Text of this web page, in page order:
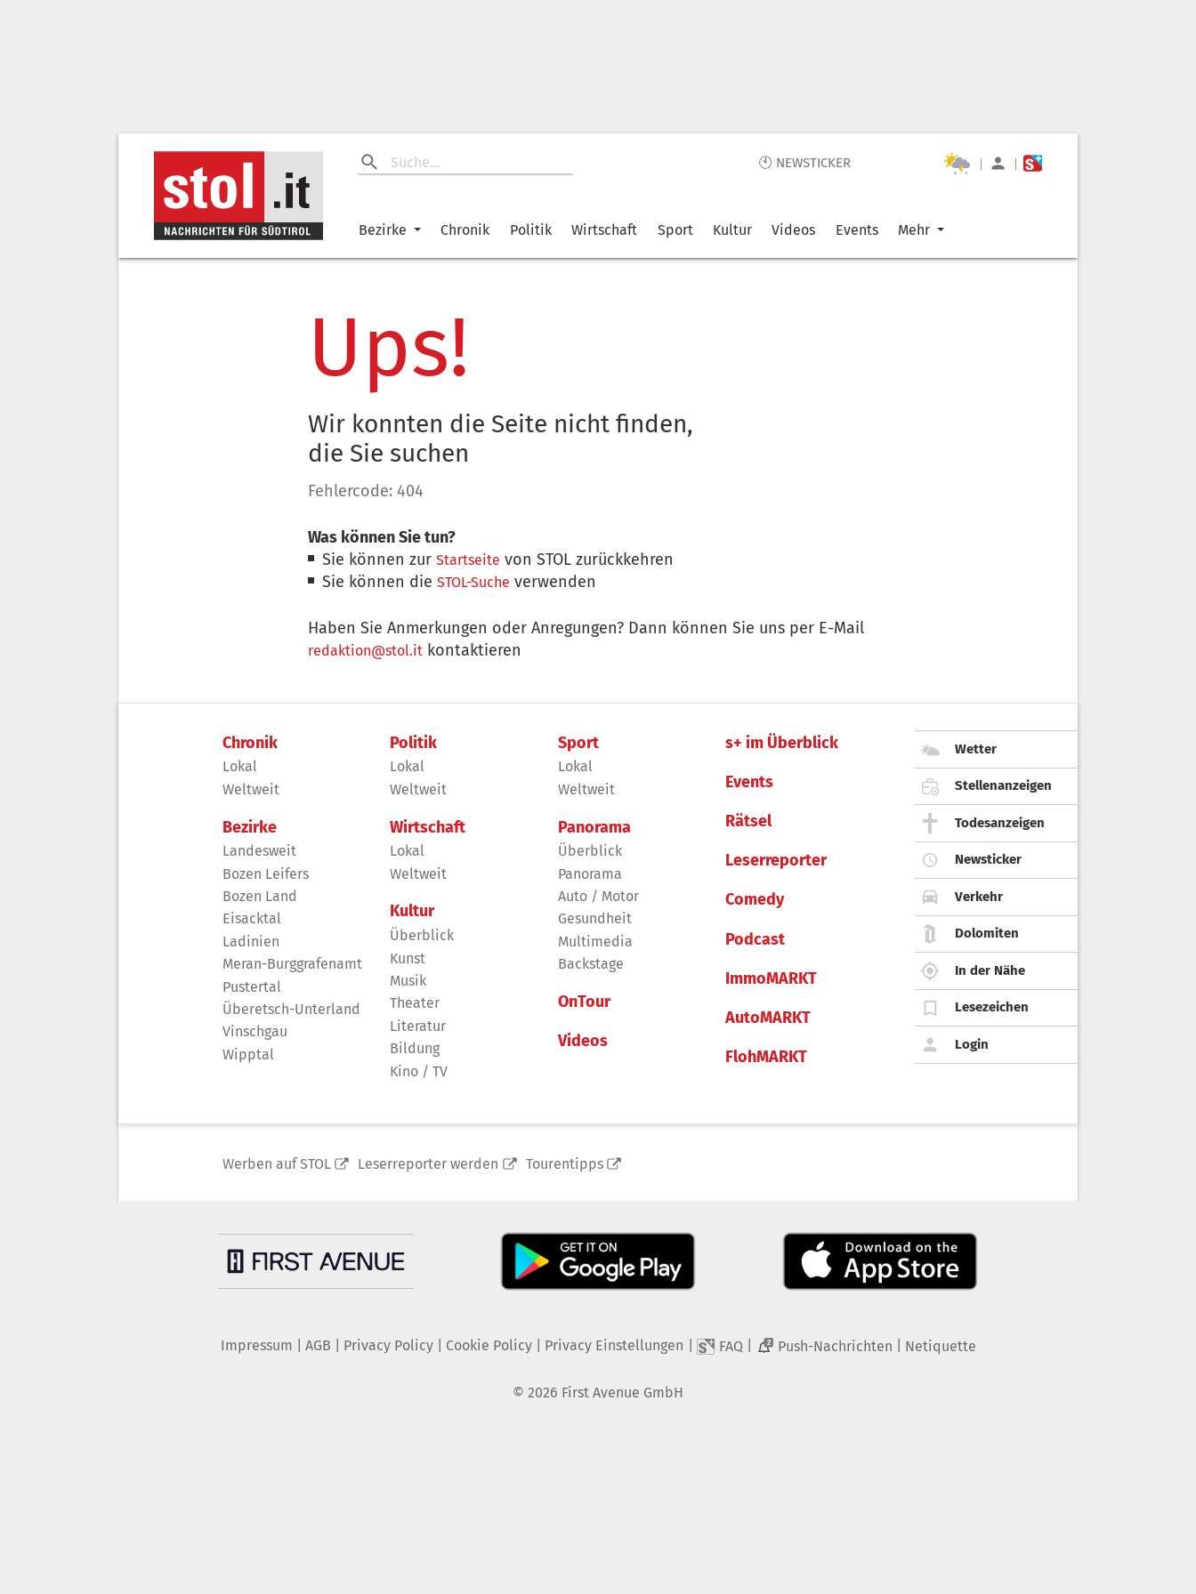
🕙 NEWSTICKER | |
Bezirke Chronik Politik Wirtschaft Sport Kultur Videos Events Mehr
Ups!
Wir konnten die Seite nicht finden,
die Sie suchen
Fehlercode: 404
Was können Sie tun?
Sie können zurStartseite von STOL zurückkehren
Sie können dieSTOL-Suche verwenden
Haben Sie Anmerkungen oder Anregungen? Dann können Sie uns per E-Mail
redaktion@stol.it kontaktieren
Chronik
Lokal
Weltweit
Bezirke
Landesweit
Bozen Leifers
Bozen Land
Eisacktal
Ladinien
Meran-Burggrafenamt
Pustertal
Überetsch-Unterland
Vinschgau
Wipptal
Politik
Lokal
Weltweit
Wirtschaft
Lokal
Weltweit
Kultur
Überblick
Kunst
Musik
Theater
Literatur
Bildung
Kino / TV
Sport
Lokal
Weltweit
Panorama
Überblick
Panorama
Auto / Motor
Gesundheit
Multimedia
Backstage
OnTour
Videos
s+ im Überblick
Events
Rätsel
Leserreporter
Comedy
Podcast
ImmoMARKT
AutoMARKT
FlohMARKT
Wetter
Stellenanzeigen
Todesanzeigen
Newsticker
Verkehr
Dolomiten
In der Nähe
Lesezeichen
Login
Werben auf STOL Leserreporter werden Tourentipps
Impressum AGB Privacy Policy| Cookie Policy| Privacy Einstellungen FAQ 2 Push-Nachrichten Netiquette
© 2026 First Avenue GmbH